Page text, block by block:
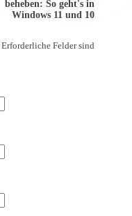
beheben: So geht's in
Windows 11 und 10
Erforderliche Felder sind